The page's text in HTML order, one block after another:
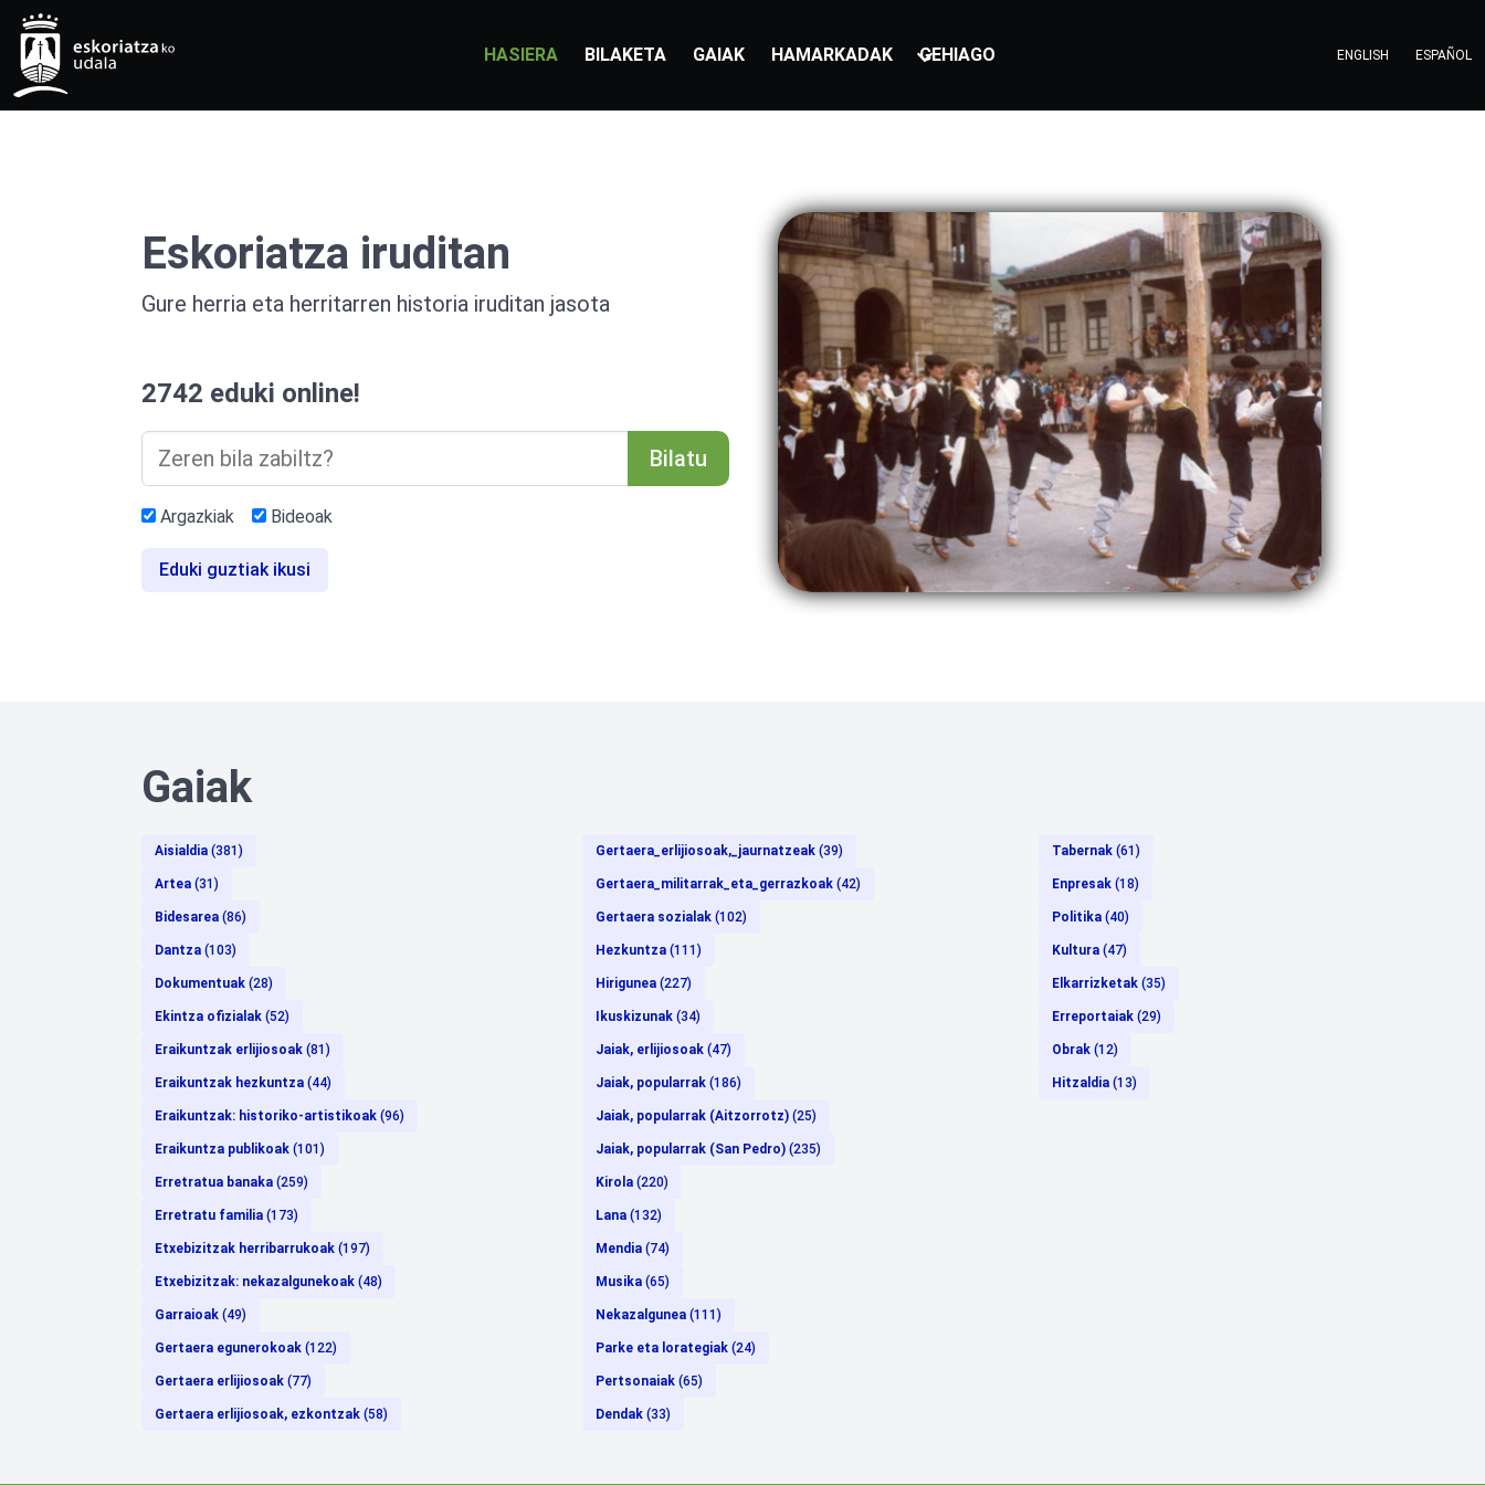
HASIERA BILAKETA GAIAK HAMARKADAK GEHIAGO ENGLISH ESPAÑOL
Eskoriatza iruditan
Gure herria eta herritarren historia iruditan jasota
2742 eduki online!
Bilatu
Argazkiak Bideoak
Eduki guztiak ikusi
Gaiak
Aisialdia (381)
Artea (31)
Bidesarea (86)
Dantza (103)
Dokumentuak (28)
Ekintza ofizialak (52)
Eraikuntzak erlijiosoak (81)
Eraikuntzak hezkuntza (44)
Eraikuntzak: historiko-artistikoak (96)
Eraikuntza publikoak (101)
Erretratua banaka (259)
Erretratu familia (173)
Etxebizitzak herribarrukoak (197)
Etxebizitzak: nekazalgunekoak (48)
Garraioak (49)
Gertaera egunerokoak (122)
Gertaera erlijiosoak (77)
Gertaera erlijiosoak, ezkontzak (58)
Gertaera_erlijiosoak,_jaurnatzeak (39)
Gertaera_militarrak_eta_gerrazkoak (42)
Gertaera sozialak (102)
Hezkuntza (111)
Hirigunea (227)
Ikuskizunak (34)
Jaiak, erlijiosoak (47)
Jaiak, popularrak (186)
Jaiak, popularrak (Aitzorrotz) (25)
Jaiak, popularrak (San Pedro) (235)
Kirola (220)
Lana (132)
Mendia (74)
Musika (65)
Nekazalgunea (111)
Parke eta lorategiak (24)
Pertsonaiak (65)
Dendak (33)
Tabernak (61)
Enpresak (18)
Politika (40)
Kultura (47)
Elkarrizketak (35)
Erreportaiak (29)
Obrak (12)
Hitzaldia (13)